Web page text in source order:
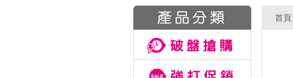
首頁